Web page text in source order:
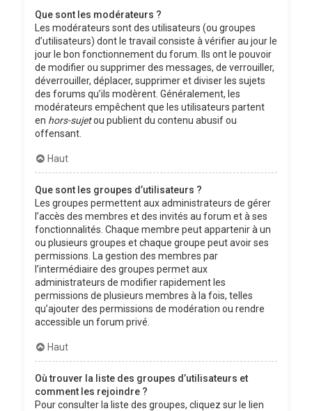
Que sont les modérateurs ?
Les modérateurs sont des utilisateurs (ou groupes
d’utilisateurs) dont le travail consiste à vérifier au jour le
jour le bon fonctionnement du forum. Ils ont le pouvoir
de modifier ou supprimer des messages, de verrouiller,
déverrouiller, déplacer, supprimer et diviser les sujets
des forums qu’ils modèrent. Généralement, les
modérateurs empêchent que les utilisateurs partent
en hors-sujetou publient du contenu abusif ou
offensant.
Haut
Que sont les groupes d’utilisateurs ?
Les groupes permettent aux administrateurs de gérer
l’accès des membres et des invités au forum et à ses
fonctionnalités. Chaque membre peut appartenir à un
ou plusieurs groupes et chaque groupe peut avoir ses
permissions. La gestion des membres par
l’intermédiaire des groupes permet aux
administrateurs de modifier rapidement les
permissions de plusieurs membres à la fois, telles
qu’ajouter des permissions de modération ou rendre
accessible un forum privé.
Haut
Où trouver la liste des groupes d’utilisateurs et
comment les rejoindre ?
Pour consulter la liste des groupes, cliquez sur le lien